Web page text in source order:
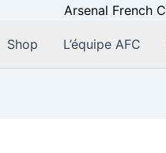
Shop L’équipe AFC